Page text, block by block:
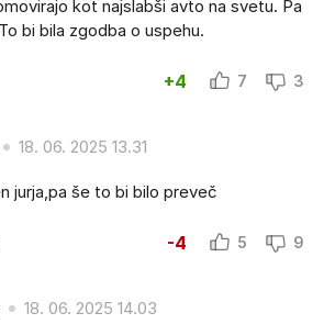
kot najslabši avto na svetu. Pa
bi bila zgodba o uspehu.
+4 7 3
18. 06. 2025 13.31
jurja,pa še to bi bilo preveč
-4 5 9
18. 06. 2025 14.03